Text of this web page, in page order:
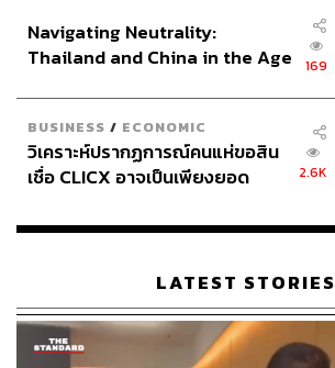
Navigating Neutrality:
Thailand and China in the Age
169
BUSINESS / ECONOMIC
วิเคราะห์ปรากฏการณ์คนแห่ขอสิน
เชื่อ CLICX อาจเป็นเพียงยอด
เรือนไทยที่ถูกซุกไว้
2.6K
LATEST STORIES